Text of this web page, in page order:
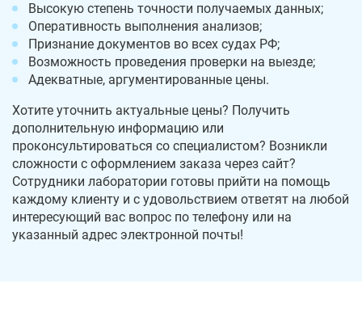
Высокую степень точности получаемых данных;
Оперативность выполнения анализов;
Признание документов во всех судах РФ;
Возможность проведения проверки на выезде;
Адекватные, аргументированные цены.
Хотите уточнить актуальные цены? Получить
дополнительную информацию или
проконсультироваться со специалистом? Возникли
сложности с оформлением заказа через сайт?
Сотрудники лаборатории готовы прийти на помощь
каждому клиенту и с удовольствием ответят на любой
интересующий вас вопрос по телефону или на
указанный адрес электронной почты!